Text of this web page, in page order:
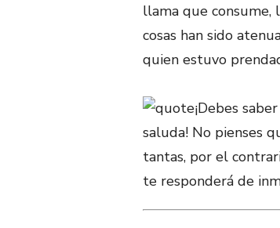
llama que consume,
cosas han sido
quien estuvo
¡Debes
saluda! No pienses
tantas, por el
te responderá de